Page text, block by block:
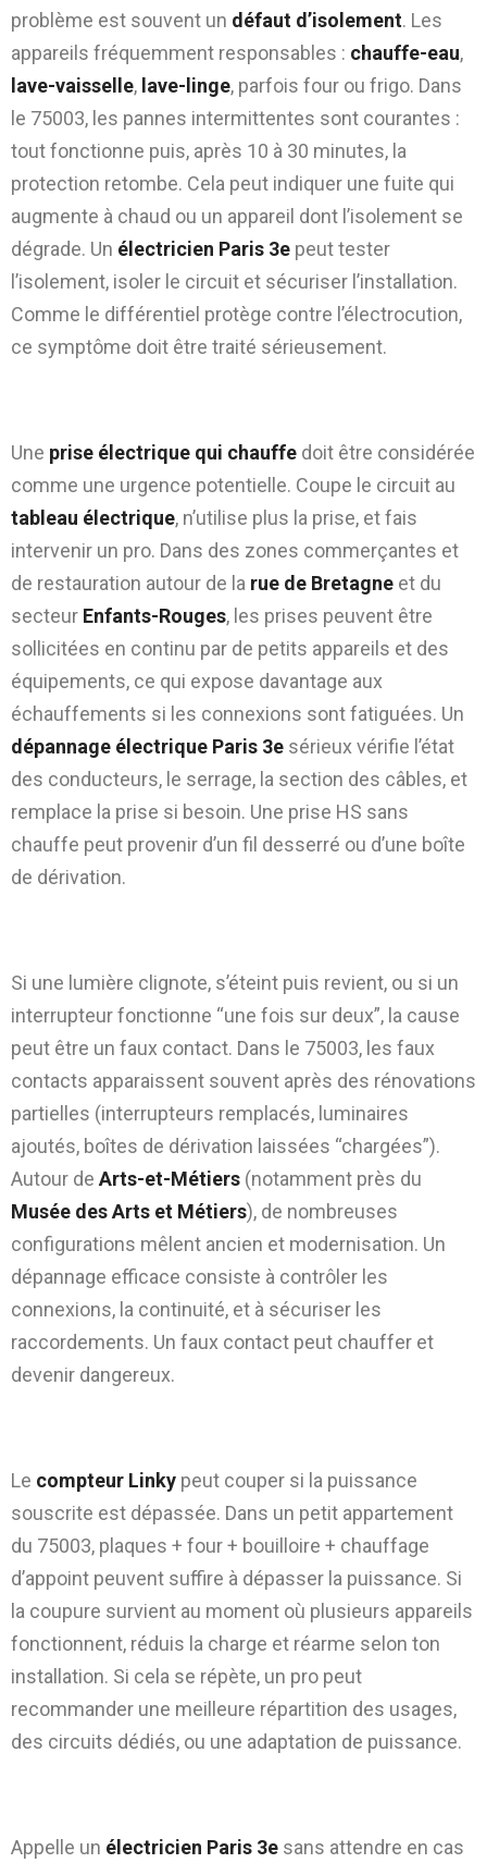
problème est souvent un défaut d’isolement. Les
appareils fréquemment responsables : chauffe-eau,
lave-vaisselle, lave-linge, parfois four ou frigo. Dans
le 75003, les pannes intermittentes sont courantes :
tout fonctionne puis, après 10 à 30 minutes, la
protection retombe. Cela peut indiquer une fuite qui
augmente à chaud ou un appareil dont l’isolement se
dégrade. Un électricien Paris 3e peut tester
l’isolement, isoler le circuit et sécuriser l’installation.
Comme le différentiel protège contre l’électrocution,
ce symptôme doit être traité sérieusement.
Une prise électrique qui chauffe doit être considérée
comme une urgence potentielle. Coupe le circuit au
tableau électrique, n’utilise plus la prise, et fais
intervenir un pro. Dans des zones commerçantes et
de restauration autour de la rue de Bretagne et du
secteur Enfants-Rouges, les prises peuvent être
sollicitées en continu par de petits appareils et des
équipements, ce qui expose davantage aux
échauffements si les connexions sont fatiguées. Un
dépannage électrique Paris 3e sérieux vérifie l’état
des conducteurs, le serrage, la section des câbles, et
remplace la prise si besoin. Une prise HS sans
chauffe peut provenir d’un fil desserré ou d’une boîte
de dérivation.
Si une lumière clignote, s’éteint puis revient, ou si un
interrupteur fonctionne “une fois sur deux”, la cause
peut être un faux contact. Dans le 75003, les faux
contacts apparaissent souvent après des rénovations
partielles (interrupteurs remplacés, luminaires
ajoutés, boîtes de dérivation laissées “chargées”).
Autour de Arts-et-Métiers (notamment près du
Musée des Arts et Métiers), de nombreuses
configurations mêlent ancien et modernisation. Un
dépannage efficace consiste à contrôler les
connexions, la continuité, et à sécuriser les
raccordements. Un faux contact peut chauffer et
devenir dangereux.
Le compteur Linky peut couper si la puissance
souscrite est dépassée. Dans un petit appartement
du 75003, plaques + four + bouilloire + chauffage
d’appoint peuvent suffire à dépasser la puissance. Si
la coupure survient au moment où plusieurs appareils
fonctionnent, réduis la charge et réarme selon ton
installation. Si cela se répète, un pro peut
recommander une meilleure répartition des usages,
des circuits dédiés, ou une adaptation de puissance.
Appelle un électricien Paris 3e sans attendre en cas